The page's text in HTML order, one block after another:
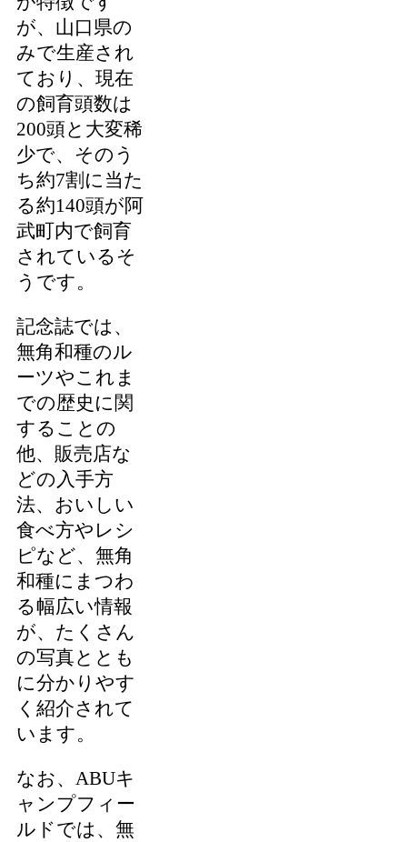
が、山口県の
みで生産され
ており、現在
の飼育頭数は
200頭と大変稀
少で、そのう
ち約7割に当た
る約140頭が阿
武町内で飼育
されているそ
うです。
記念誌では、
無角和種のル
ーツやこれま
での歴史に関
することの
他、販売店な
どの入手方
法、おいしい
食べ方やレシ
ピなど、無角
和種にまつわ
る幅広い情報
が、たくさん
の写真ととも
に分かりやす
く紹介されて
います。
なお、ABUキ
ャンプフィー
ルドでは、無